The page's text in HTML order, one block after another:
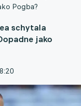
Pogba?
schytala
jako